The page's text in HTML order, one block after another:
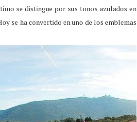
se distingue por sus tonos azulados en
se ha convertido en uno de los emblemas